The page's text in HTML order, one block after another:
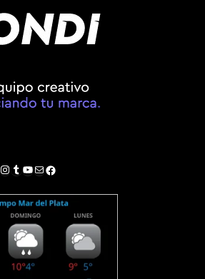
Instagram
Tumblr
YouTube
Correo electrónico
Facebook